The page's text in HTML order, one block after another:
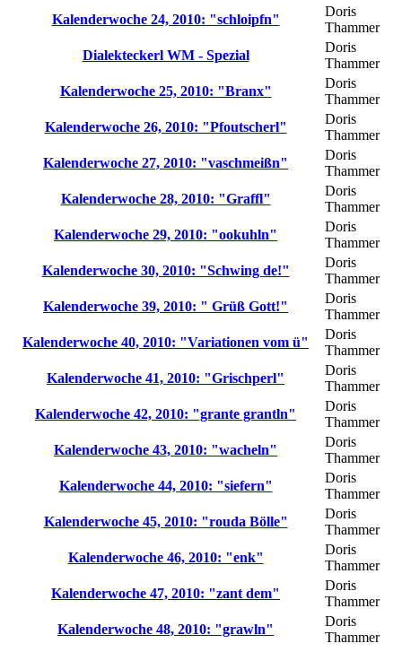
Kalenderwoche 24, 2010: "schloipfn"
Doris
Thammer
Dialekteckerl WM - Spezial
Doris
Thammer
Kalenderwoche 25, 2010: "Branx"
Doris
Thammer
Kalenderwoche 26, 2010: "Pfoutscherl"
Doris
Thammer
Kalenderwoche 27, 2010: "vaschmeißn"
Doris
Thammer
Kalenderwoche 28, 2010: "Graffl"
Doris
Thammer
Kalenderwoche 29, 2010: "ookuhln"
Doris
Thammer
Kalenderwoche 30, 2010: "Schwing de!"
Doris
Thammer
Kalenderwoche 39, 2010: " Grüß Gott!"
Doris
Thammer
Kalenderwoche 40, 2010: "Variationen vom ü"
Doris
Thammer
Kalenderwoche 41, 2010: "Grischperl"
Doris
Thammer
Kalenderwoche 42, 2010: "grante grantln"
Doris
Thammer
Kalenderwoche 43, 2010: "wacheln"
Doris
Thammer
Kalenderwoche 44, 2010: "siefern"
Doris
Thammer
Kalenderwoche 45, 2010: "rouda Bölle"
Doris
Thammer
Kalenderwoche 46, 2010: "enk"
Doris
Thammer
Kalenderwoche 47, 2010: "zant dem"
Doris
Thammer
Kalenderwoche 48, 2010: "grawln"
Doris
Thammer